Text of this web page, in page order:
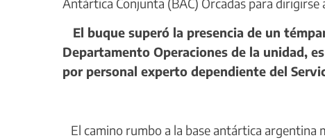
El buque superó la presencia de un
Departamento Operaciones de la unidad,
por personal experto dependiente del
El camino rumbo a la base antártica argentina